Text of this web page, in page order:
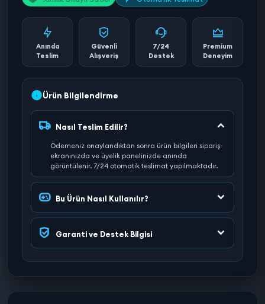
Anında
Teslim
Güvenli
Alışveriş
7/24
Destek
Premium
Deneyim
Ürün Bilgilendirme
Nasıl Teslim Edilir?
Ödemeniz onaylandıktan sonra ürün bilgileri sipariş
ekranınızda ve üyelik panelinizde anında
görüntülenir. 7/24 otomatik teslimat yapılmaktadır.
Bu Ürün Nasıl Kullanılır?
Garanti ve Destek Bilgisi